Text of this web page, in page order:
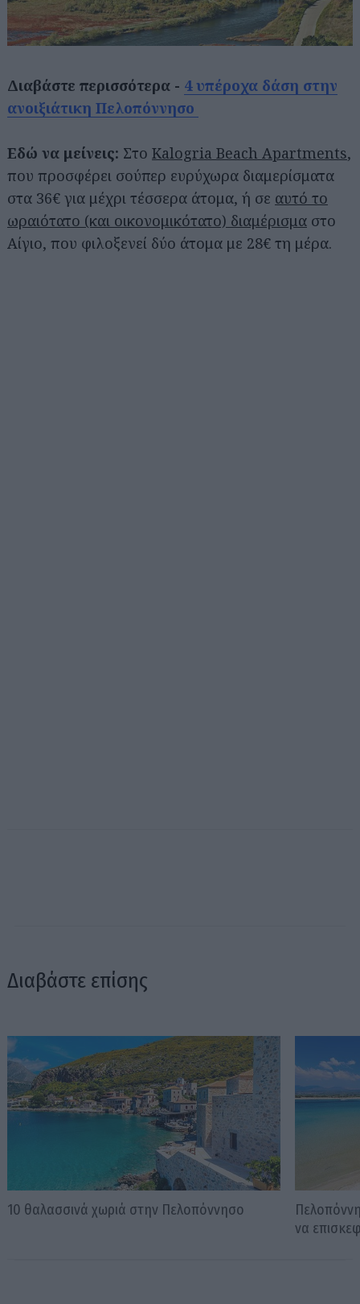
Διαβάστε περισσότερα - 4 υπέροχα δάση στην
ανοιξιάτικη Πελοπόννησο
Εδώ να μείνεις: Στο Kalogria Beach Apartments,
που προσφέρει σούπερ ευρύχωρα διαμερίσματα
στα 36€ για μέχρι τέσσερα άτομα, ή σε αυτό το
ωραιότατο (και οικονομικότατο) διαμέρισμα στο
Αίγιο, που φιλοξενεί δύο άτομα με 28€ τη μέρα.
Διαβάστε επίσης
10 θαλασσινά χωριά στην Πελοπόννησο
να